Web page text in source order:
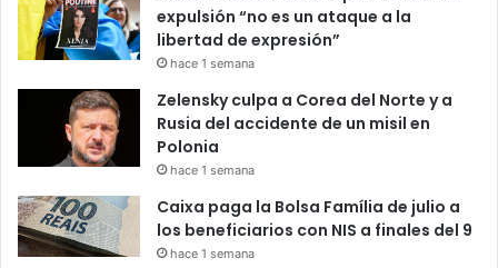
expulsión “no es un ataque a la
libertad de expresión”
hace 1 semana
Zelensky culpa a Corea del Norte y a
Rusia del accidente de un misil en
Polonia
hace 1 semana
Caixa paga la Bolsa Família de julio a
los beneficiarios con NIS a finales del 9
hace 1 semana